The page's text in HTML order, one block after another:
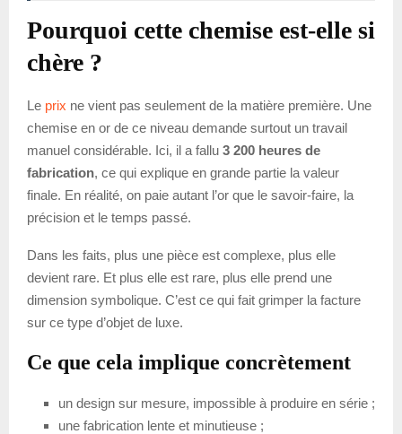
Pourquoi cette chemise est-elle si
chère ?
Le prix ne vient pas seulement de la matière première. Une
chemise en or de ce niveau demande surtout un travail
manuel considérable. Ici, il a fallu 3 200 heures de
fabrication, ce qui explique en grande partie la valeur
finale. En réalité, on paie autant l’or que le savoir-faire, la
précision et le temps passé.
Dans les faits, plus une pièce est complexe, plus elle
devient rare. Et plus elle est rare, plus elle prend une
dimension symbolique. C’est ce qui fait grimper la facture
sur ce type d’objet de luxe.
Ce que cela implique concrètement
un design sur mesure, impossible à produire en série ;
une fabrication lente et minutieuse ;